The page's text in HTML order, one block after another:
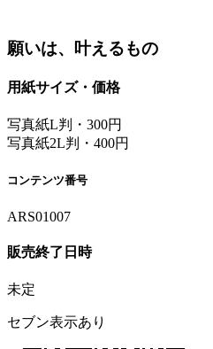
願いは、叶えるもの
用紙サイズ・価格
写真紙L判・300円
写真紙2L判・400円
コンテンツ番号
ARS01007
販売終了日時
未定
セブン表示あり